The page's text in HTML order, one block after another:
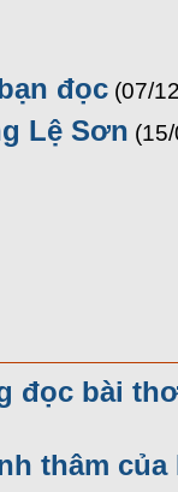
đọc (07/
Lệ Sơn
đọc bài
thâm của